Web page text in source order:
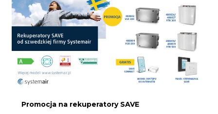
Promocja na rekuperatory SAVE